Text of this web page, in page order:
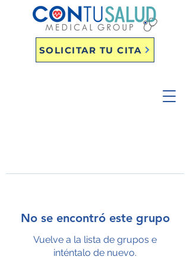
SOLICITAR TU CITA
No se encontró este grupo
Vuelve a la lista de grupos e
inténtalo de nuevo.